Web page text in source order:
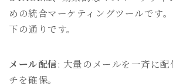
めの統合マーケティングツールです
下の通りです。
メール配信: 大量のメールを一斉に
チを確保。